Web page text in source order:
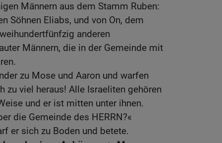
Männern aus dem Stamm Ruben:
Söhnen Eliabs, und von On, dem
anderen
Männern, die in der Gemeinde mit
zu Mose und Aaron und warfen
zu viel heraus! Alle Israeliten gehören
und er ist mitten unter ihnen.
die Gemeinde des HERRN?«
er sich zu Boden und betete.